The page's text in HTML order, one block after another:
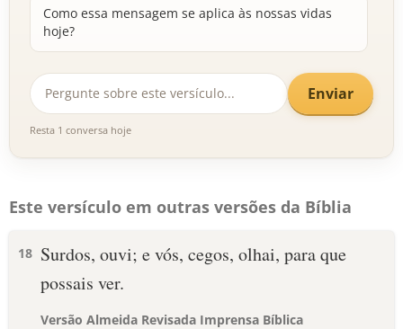
Como essa mensagem se aplica às nossas vidas
hoje?
Enviar
Resta 1 conversa hoje
Este versículo em outras versões da Bíblia
18 Surdos, ouvi; e vós, cegos, olhai, para que
possais ver.
Versão Almeida Revisada Imprensa Bíblica